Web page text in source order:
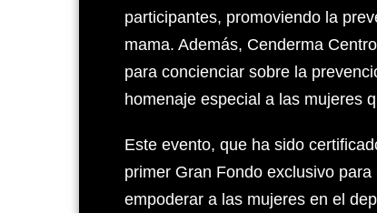
participantes, promoviendo la
mama. Además, Cenderma
para concienciar sobre la
homenaje especial a las mujeres
Este evento, que ha sido
primer Gran Fondo exclusivo
empoderar a las mujeres en el